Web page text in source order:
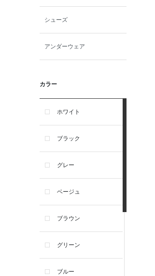
シューズ
アンダーウェア
カラー
ホワイト
ブラック
グレー
ベージュ
ブラウン
グリーン
ブルー